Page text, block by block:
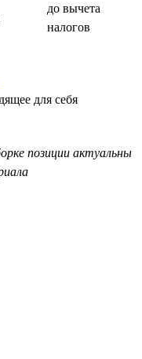
до вычета
налогов
для себя
позиции актуальны